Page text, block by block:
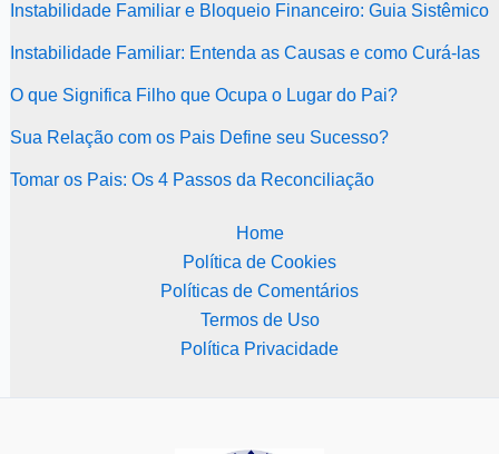
Instabilidade Familiar e Bloqueio Financeiro: Guia Sistêmico
Instabilidade Familiar: Entenda as Causas e como Curá-las
O que Significa Filho que Ocupa o Lugar do Pai?
Sua Relação com os Pais Define seu Sucesso?
Tomar os Pais: Os 4 Passos da Reconciliação
Home
Política de Cookies
Políticas de Comentários
Termos de Uso
Política Privacidade